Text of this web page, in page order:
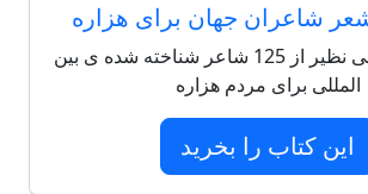
شاعران جهان برای هزاره
مجموعه شعر بی نظیر از 125 شاعر شناخته شده ی بین
المللی برای مردم هزاره
این کتاب را بخرید